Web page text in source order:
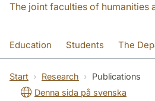
The joint faculties of humanities
Education Students The
Research Contact
Start Research
Publications
Denna sida på svenska